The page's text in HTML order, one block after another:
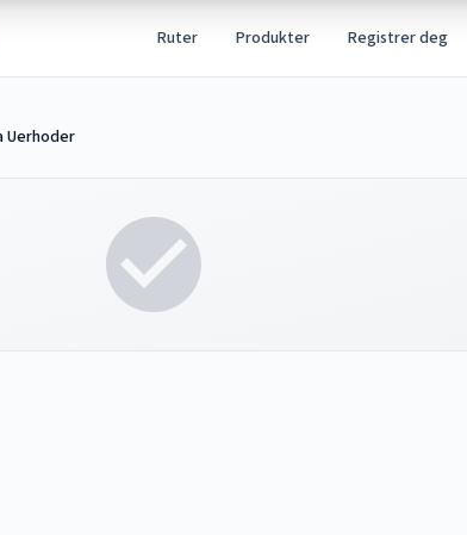
Ruter Produkter Registrer deg
Uerhoder